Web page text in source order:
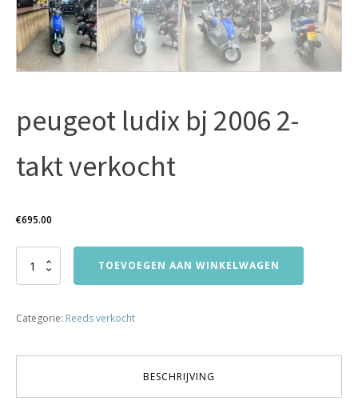
peugeot ludix bj 2006 2-
takt verkocht
€695.00
peugeot
2-
verkocht
TOEVOEGEN AAN WINKELWAGEN
Categorie: Reeds verkocht
BESCHRIJVING